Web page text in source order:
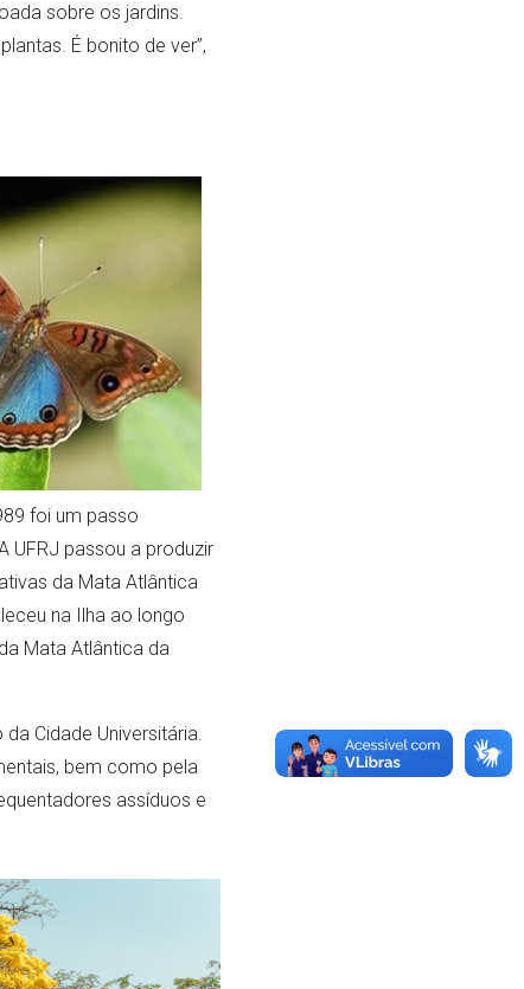
sobre os jardins.
É bonito de ver”,
foi um passo
UFRJ passou a produzir
da Mata Atlântica
na Ilha ao longo
Mata Atlântica da
Cidade Universitária.
bem como pela
assíduos e